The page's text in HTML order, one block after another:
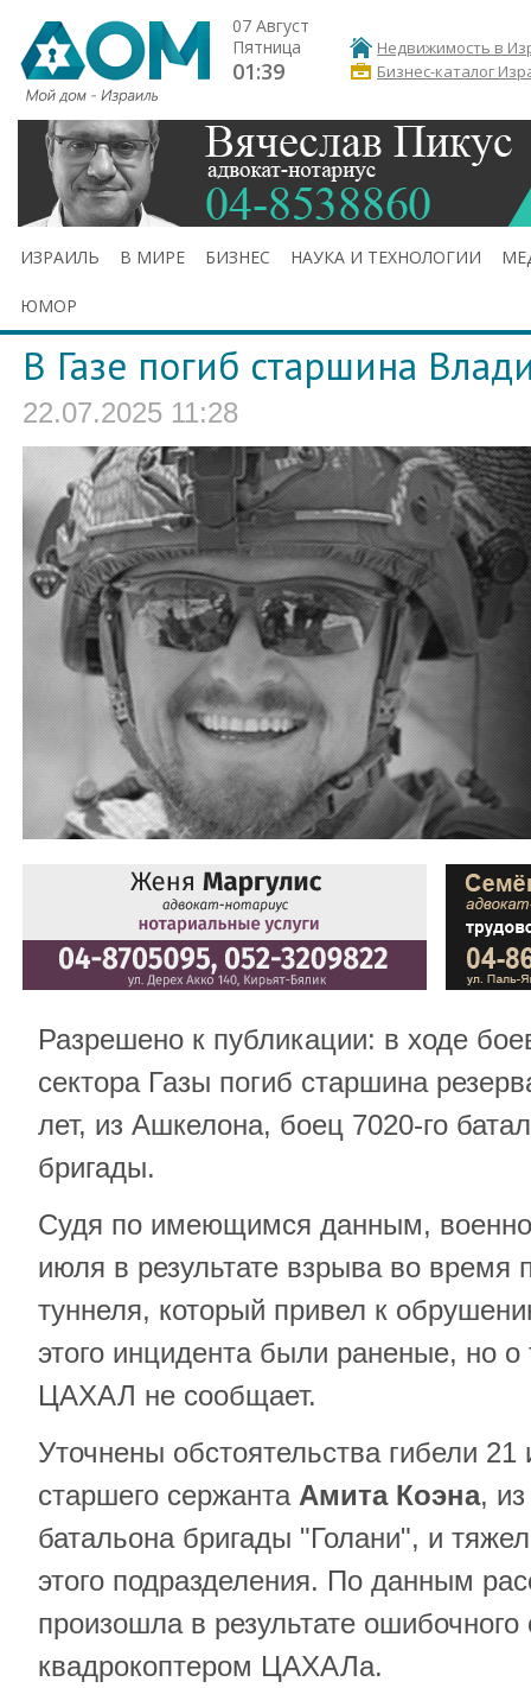
07 Август
Пятница
01:39
Недвижимость в
Бизнес-каталог
ИЗРАИЛЬ В МИРЕ БИЗНЕС НАУКА И ТЕХНОЛОГИИ
ЮМОР
В Газе погиб старшина
22.07.2025 11:28
Разрешено к публикации: в ходе
сектора Газы погиб старшина
лет, из Ашкелона, боец 7020-го
бригады.
Судя по имеющимся данным,
июля в результате взрыва во время
туннеля, который привел к
этого инцидента были раненые, но
ЦАХАЛ не сообщает.
Уточнены обстоятельства гибели 21
старшего сержанта Амита Коэна,
батальона бригады "Голани", и
этого подразделения. По данным
произошла в результате ошибочного
квадрокоптером ЦАХАЛа.